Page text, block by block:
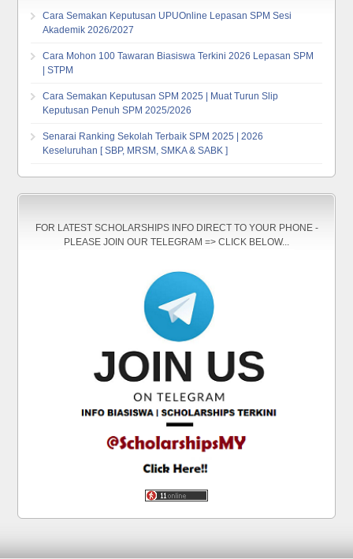
Cara Semakan Keputusan UPUOnline Lepasan SPM Sesi
Akademik 2026/2027
Cara Mohon 100 Tawaran Biasiswa Terkini 2026 Lepasan SPM
| STPM
Cara Semakan Keputusan SPM 2025 | Muat Turun Slip
Keputusan Penuh SPM 2025/2026
Senarai Ranking Sekolah Terbaik SPM 2025 | 2026
Keseluruhan [ SBP, MRSM, SMKA & SABK ]
FOR LATEST SCHOLARSHIPS INFO DIRECT TO YOUR PHONE -
PLEASE JOIN OUR TELEGRAM => CLICK BELOW...